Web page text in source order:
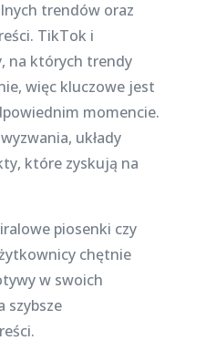
trendów oraz
TikTok i
na których trendy
więc kluczowe jest
momencie.
układy
które zyskują na
piosenki czy
chętnie
w swoich
szybsze